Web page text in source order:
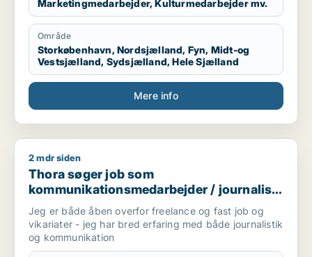
Marketingmedarbejder, Kulturmedarbejder mv.
Område
Storkøbenhavn, Nordsjælland, Fyn, Midt-og
Vestsjælland, Sydsjælland, Hele Sjælland
Mere info
Thora søger job som kommunikationsmedarbejder /
2 mdr siden
Thora søger job som
kommunikationsmedarbejder / journalist
/ konsulent
Jeg er både åben overfor freelance og fast job og
vikariater - jeg har bred erfaring med både journalistik
og kommunikation